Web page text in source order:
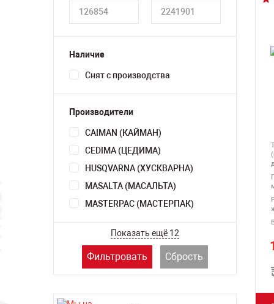
Наличие
Снят с производства
Производители
CAIMAN (КАЙМАН)
CEDIMA (ЦЕДИМА)
HUSQVARNA (ХУСКВАРНА)
MASALTA (МАСАЛЬТА)
MASTERPAC (МАСТЕРПАК)
Показать ещё 12
Фильтровать Сбрость